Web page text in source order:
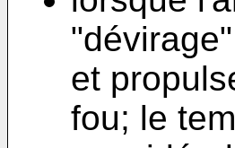
et
fou; le